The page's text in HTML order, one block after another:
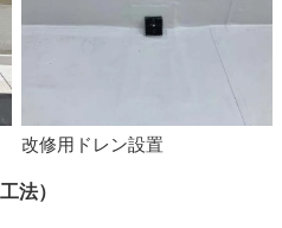
改修用ドレン設置
法）